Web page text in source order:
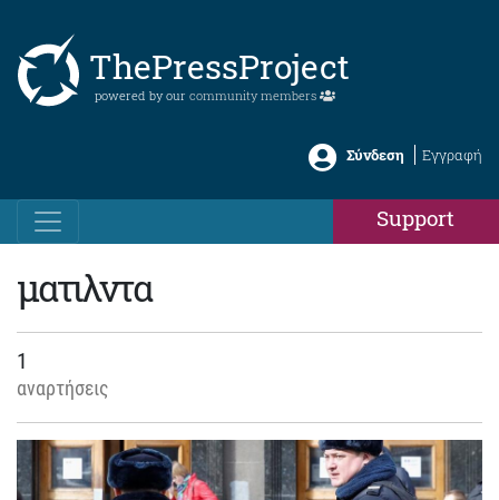
ThePressProject
powered by our community members
Σύνδεση Εγγραφή
Support
ματιλντα
1
αναρτήσεις